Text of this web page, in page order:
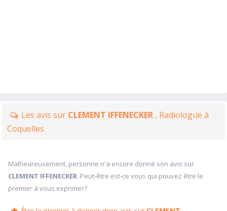
Les avis sur CLEMENT IFFENECKER , Radiologue à
Coquelles
Malheureusement, personne n'a encore donné son avis sur
CLEMENT IFFENECKER. Peut-être est-ce vous qui pouvez être le
premier à vous exprimer?